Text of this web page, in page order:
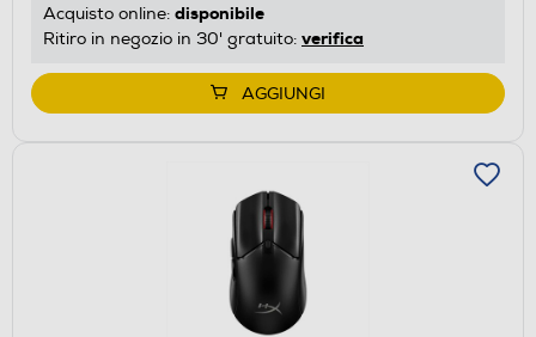
Acquisto online: disponibile
Ritiro in negozio in 30' gratuito: verifica
AGGIUNGI